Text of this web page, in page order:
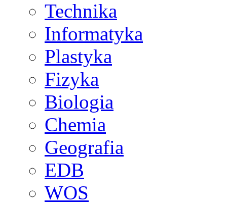
Technika
Informatyka
Plastyka
Fizyka
Biologia
Chemia
Geografia
EDB
WOS